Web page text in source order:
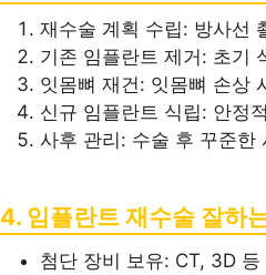
재수술 계획 수립: 방사선
기존 임플란트 제거: 초기
잇몸뼈 재건: 잇몸뼈 손상
신규 임플란트 식립: 안정
사후 관리: 수술 후 꾸준한
4. 임플란트 재수술 잘하
첨단 장비 보유: CT, 3D